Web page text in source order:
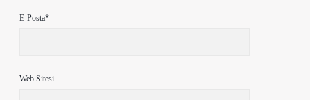
E-Posta*
Web Sitesi